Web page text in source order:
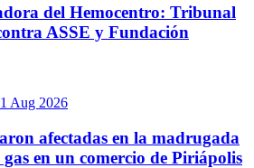
del Hemocentro: Tribunal
ASSE y Fundación
Aug 2026
afectadas en la madrugada
en un comercio de Piriápolis